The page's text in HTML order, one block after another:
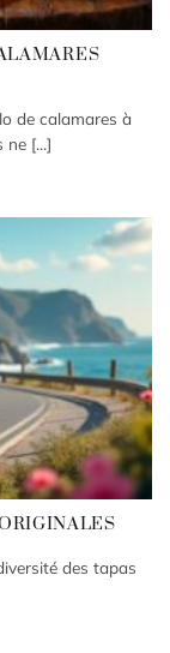
de calamares à
ne [...]
des tapas